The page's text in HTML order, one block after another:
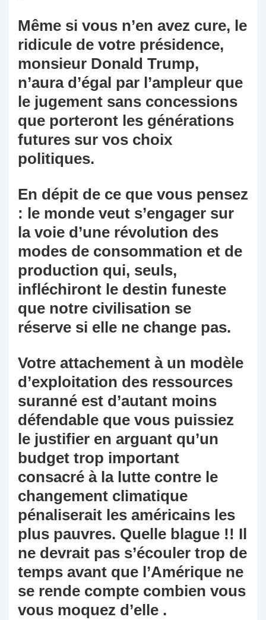
Même si vous n’en avez cure, le
ridicule de votre présidence,
monsieur Donald Trump,
n’aura d’égal par l’ampleur que
le jugement sans concessions
que porteront les générations
futures sur vos choix
politiques.
En dépit de ce que vous pensez
: le monde veut s’engager sur
la voie d’une révolution des
modes de consommation et de
production qui, seuls,
infléchiront le destin funeste
que notre civilisation se
réserve si elle ne change pas.
Votre attachement à un modèle
d’exploitation des ressources
suranné est d’autant moins
défendable que vous puissiez
le justifier en arguant qu’un
budget trop important
consacré à la lutte contre le
changement climatique
pénaliserait les américains les
plus pauvres. Quelle blague !! Il
ne devrait pas s’écouler trop de
temps avant que l’Amérique ne
se rende compte combien vous
vous moquez d’elle .